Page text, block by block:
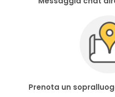
Prenota un